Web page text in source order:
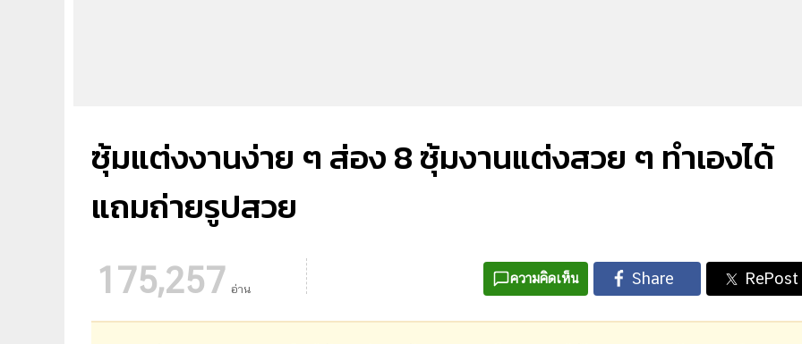
ซุ้มแต่งงานง่าย ๆ ส่อง 8 ซุ้มงานแต่งสวย ๆ ทำเองได้
แถมถ่ายรูปสวย
175,257 อ่าน
ความคิดเห็น